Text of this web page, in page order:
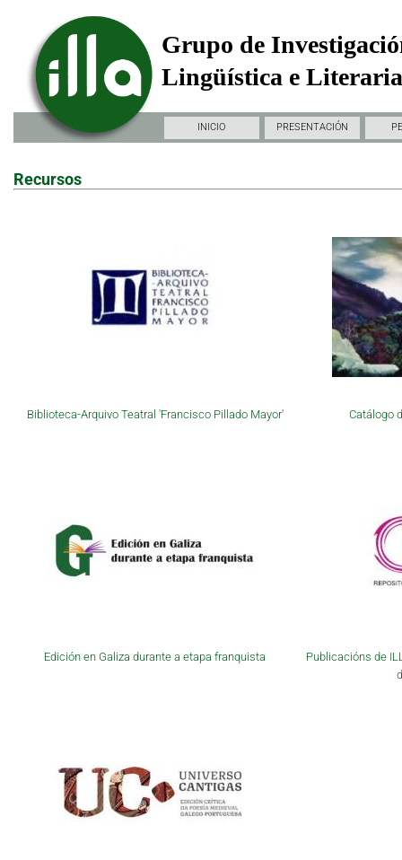
Grupo de
Lingüística e
INICIO PRESENTACIÓN
Recursos
Biblioteca-Arquivo Teatral 'Francisco Pillado Mayor' Catálogo
Edición en Galiza durante a etapa franquista
Publicacións de